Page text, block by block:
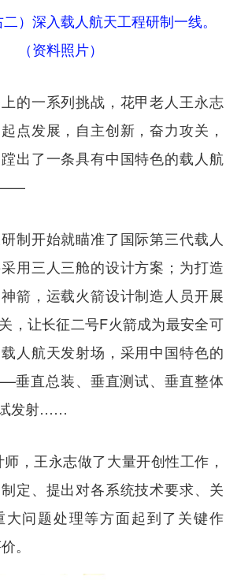
深入载人航天工程研制一线。
（资料照片）
一系列挑战，花甲老人王永志
点发展，自主创新，奋力攻关，
出了一条具有中国特色的载人航
——
开始就瞄准了国际第三代载人
用三人三舱的设计方案；为打造
箭，运载火箭设计制造人员开展
，让长征二号F火箭成为最安全可
人航天发射场，采用中国特色的
垂直总装、垂直测试、垂直整体
发射……
，王永志做了大量开创性工作，
定、提出对各系统技术要求、关
大问题处理等方面起到了关键作
。